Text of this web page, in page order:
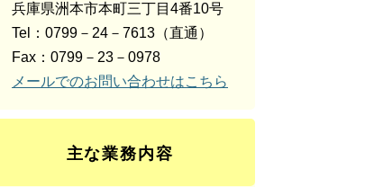
兵庫県洲本市本町三丁目4番10号
Tel：0799－24－7613 （直通）
Fax：0799－23－0978
メールでのお問い合わせはこちら
主な業務内容